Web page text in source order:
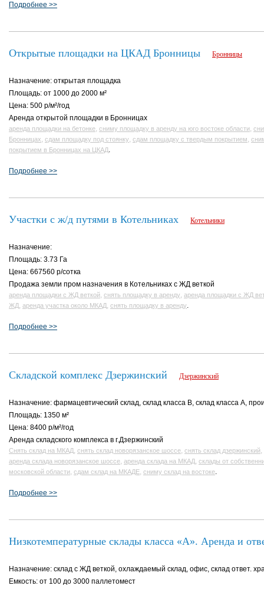
Подробнее >>
Открытые площадки на ЦКАД Бронницы Бронницы
Назначение: открытая площадка
Площадь: от 1000 до 2000 м²
Цена: 500 р/м²/год
Аренда открытой площадки в Бронницах
аренда площадки на бетонке, сниму площадку в аренду на юго востоке области,
Бронницах, сдам площадку под стоянку, сдам площадку с твердым покрытием,
покрытием в Бронницах на ЦКАД.
Подробнее >>
Участки c ж/д путями в Котельниках Котельники
Назначение:
Площадь: 3.73 Га
Цена: 667560 р/сотка
Продажа земли пром назначения в Котельниках с ЖД веткой
аренда площадки с ЖД веткой, снять площадку в аренду, аренда площадки с ЖД
ЖД, аренда участка около МКАД, снять площадку в аренду.
Подробнее >>
Складской комплекс Дзержинский Дзержинский
Назначение: фармацевтический склад, склад класса B, склад класса A,
Площадь: 1350 м²
Цена: 8400 р/м²/год
Аренда складского комплекса в г.Дзержинский
Снять склад на МКАД, снять склад новорязанское шоссе, снять склад дзержинский,
аренда склада новорязанское шоссе, аренда склада на МКАД, склады от
московской области, сдам склад на МКАДЕ, сниму склад на востоке.
Подробнее >>
Низкотемпературные склады класса «А». Аренда и
Назначение: склад с ЖД веткой, охлаждаемый склад, офис, склад ответ.
Емкость: от 100 до 3000 паллетомест